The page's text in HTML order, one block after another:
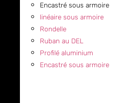
Encastré sous armoire
linéaire sous armoire
Rondelle
Ruban au DEL
Profilé aluminium
Encastré sous armoire